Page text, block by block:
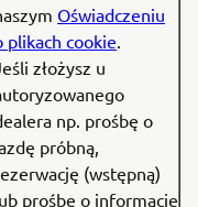
Oświadczeniu
plikach cookie.
złożysz u
np. prośbę o
próbną,
(wstępną)
prośbę o informacje